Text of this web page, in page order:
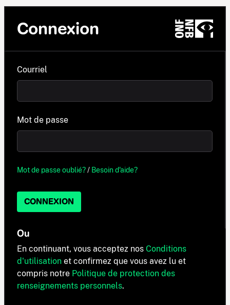
Connexion
Courriel
Mot de passe
Mot de passe oublié?/ Besoin d'aide?
CONNEXION
Ou
En continuant, vous acceptez nos Conditions
d'utilisation et confirmez que vous avez lu et
compris notre Politique de protection des
renseignements personnels.